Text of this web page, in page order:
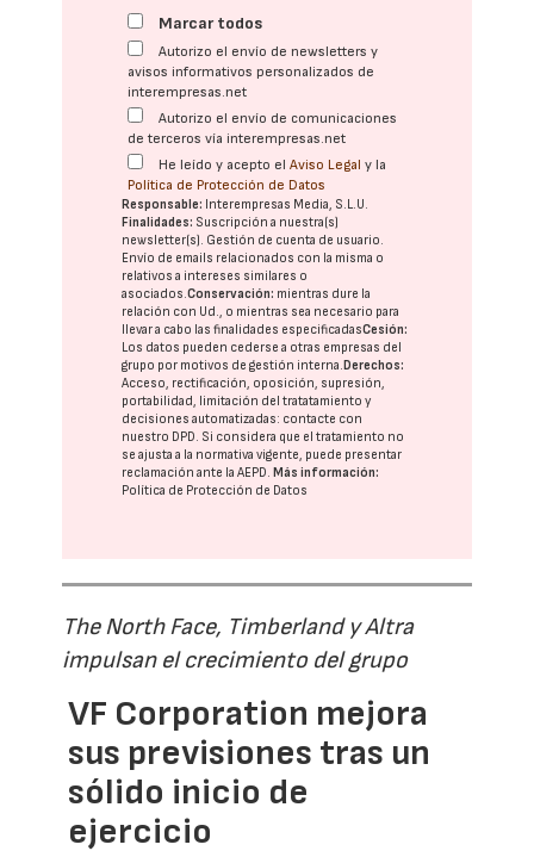
Marcar todos
Autorizo el envío de newsletters y
avisos informativos personalizados de
interempresas.net
Autorizo el envío de comunicaciones
de terceros vía interempresas.net
He leído y acepto elAviso Legal y la
Política de Protección de Datos
Responsable: Interempresas Media, S.L.U.
Finalidades: Suscripción a nuestra(s)
newsletter(s). Gestión de cuenta de usuario.
Envío de emails relacionados con la misma o
relativos a intereses similares o
asociados.Conservación: mientras dure la
relación con Ud., o mientras sea necesario para
llevar a cabo las finalidades especificadasCesión:
Los datos pueden cederse a otras empresas del
grupo por motivos de gestión interna.Derechos:
Acceso, rectificación, oposición, supresión,
portabilidad, limitación del tratatamiento y
decisiones automatizadas: contacte con
nuestro DPD . Si considera que el tratamiento no
se ajusta a la normativa vigente, puede presentar
reclamación ante laAEPD .Más información:
Política de Protección de Datos
The North Face, Timberland y Altra
impulsan el crecimiento del grupo
VF Corporation mejora
sus previsiones tras un
sólido inicio de
ejercicio